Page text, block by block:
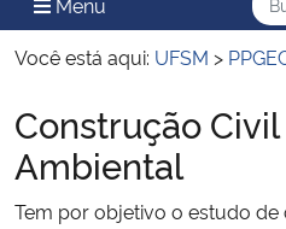
Ministério das Relações Exteriores
Ministério da Economia
Ministério da Infraestrutura
Você está aqui: UFSM >
Início do conteúdo
Construção
Ambiental
Tem por objetivo o estudo